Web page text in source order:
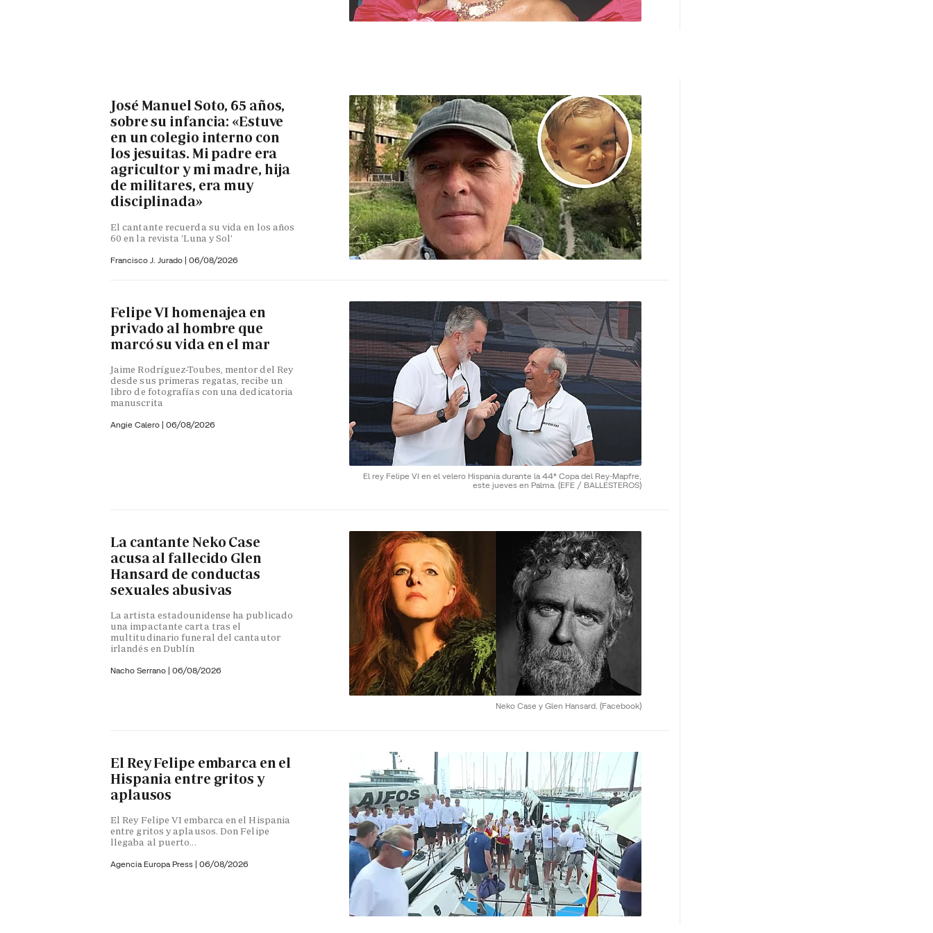
José Manuel Soto, 65 años,
sobre su infancia: «Estuve
en un colegio interno con
los jesuitas. Mi padre era
agricultor y mi madre, hija
de militares, era muy
disciplinada»
El cantante recuerda su vida en los años
60 en la revista 'Luna y Sol'
Francisco J. Jurado | 06/08/2026
El rey Felipe VI en el velero Hispania durante la 44ª Copa del Rey-Mapfre,
este jueves en Palma. (EFE / BALLESTEROS)
Felipe VI homenajea en
privado al hombre que
marcó su vida en el mar
Jaime Rodríguez-Toubes, mentor del Rey
desde sus primeras regatas, recibe un
libro de fotografías con una dedicatoria
manuscrita
Angie Calero | 06/08/2026
Neko Case y Glen Hansard. (Facebook)
La cantante Neko Case
acusa al fallecido Glen
Hansard de conductas
sexuales abusivas
La artista estadounidense ha publicado
una impactante carta tras el
multitudinario funeral del cantautor
irlandés en Dublín
Nacho Serrano | 06/08/2026
El Rey Felipe embarca en el
Hispania entre gritos y
aplausos
El Rey Felipe VI embarca en el Hispania
entre gritos y aplausos. Don Felipe
llegaba al puerto...
Agencia Europa Press | 06/08/2026